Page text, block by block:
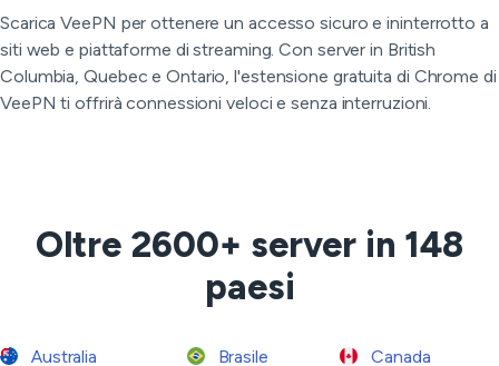
Scarica VeePN per ottenere un accesso sicuro e ininterrotto a
siti web e piattaforme di streaming. Con server in British
Columbia, Quebec e Ontario, l'estensione gratuita di Chrome di
VeePN ti offrirà connessioni veloci e senza interruzioni.
Oltre 2600+ server in 148
paesi
Australia Brasile Canada